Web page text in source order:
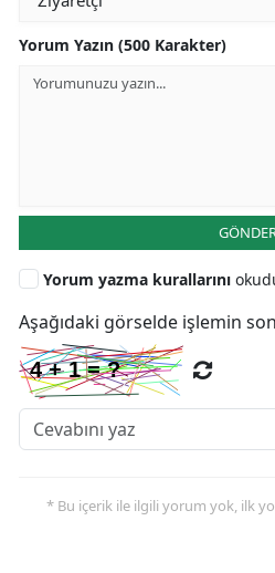
Yorum Yazın (500 Karakter)
Yorum yazma kurallarını
Aşağıdaki görselde işlemin
* Bu içerik ile ilgili yorum yok, ilk